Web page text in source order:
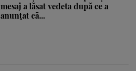
mesaj a lăsat vedeta după ce a
anunțat că...